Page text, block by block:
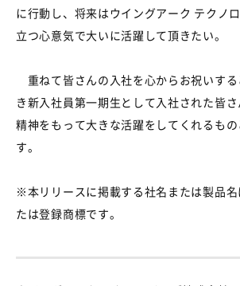
に行動し、将来はウイングアーク テクノ
立つ心意気で大いに活躍して頂きたい。
重ねて皆さんの入社を心からお祝いす
き新入社員第一期生として入社された皆
精神をもって大きな活躍をしてくれるも
す。
※本リリースに掲載する社名または製品名
たは登録商標です。